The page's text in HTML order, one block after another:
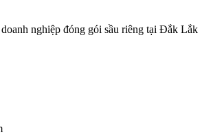
nghiệp đóng gói sầu riêng tại Đắk Lắk